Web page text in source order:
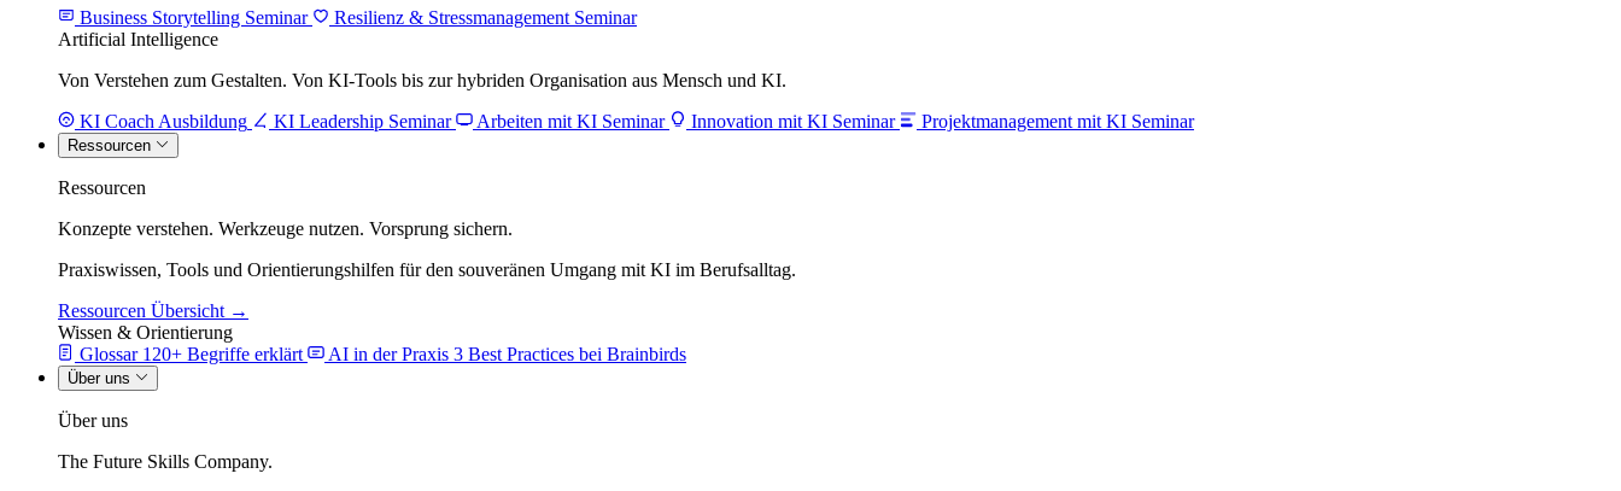
Business Storytelling Seminar
Resilienz & Stressmanagement Seminar
Artificial Intelligence
Von Verstehen zum Gestalten. Von KI-Tools bis zur hybriden Organisation aus Mensch und KI.
KI Coach Ausbildung
KI Leadership Seminar Arbeiten mit KI Seminar Innovation mit KI Seminar Projektmanagement mit KI Seminar
Ressourcen
Ressourcen
Konzepte verstehen. Werkzeuge nutzen. Vorsprung sichern.
Praxiswissen, Tools und Orientierungshilfen für den souveränen Umgang mit KI im Berufsalltag.
Ressourcen Übersicht →
Wissen & Orientierung
Glossar 120+ Begriffe erklärt AI in der Praxis 3 Best Practices bei Brainbirds
Über uns
Über uns
The Future Skills Company.